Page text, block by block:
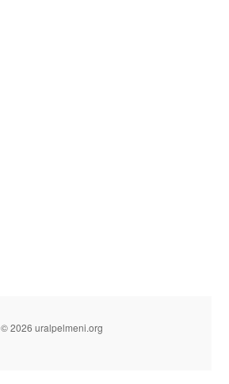
© 2026 uralpelmeni.org